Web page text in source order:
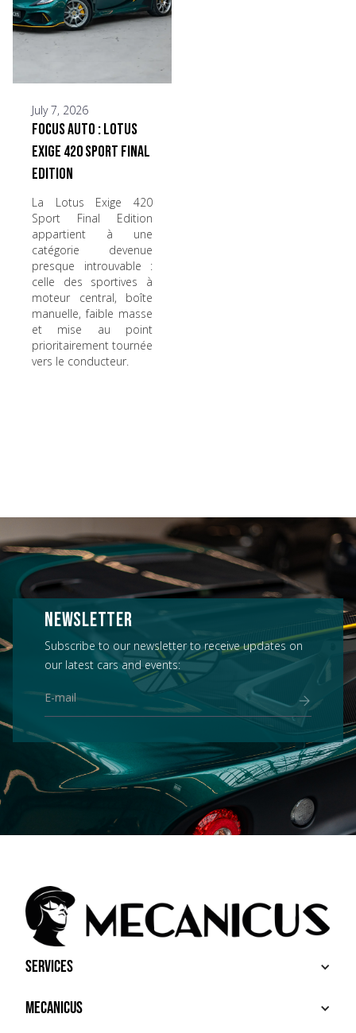
July 7, 2026
Focus Auto : Lotus
Exige 420 Sport Final
Edition
La Lotus Exige 420
Sport Final Edition
appartient à une
catégorie devenue
presque introuvable :
celle des sportives à
moteur central, boîte
manuelle, faible masse
et mise au point
prioritairement tournée
vers le conducteur.
NEWSLETTER
Subscribe to our newsletter to receive updates on
our latest cars and events:
Services
BUY
SELL
Mecanicus